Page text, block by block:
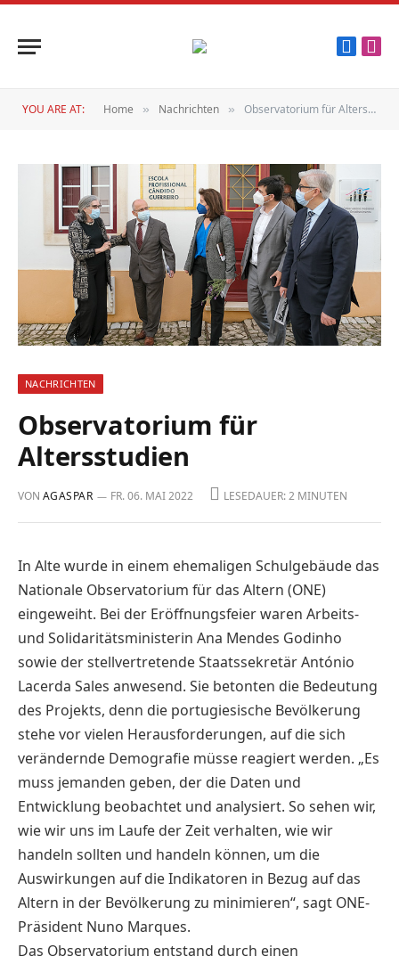
YOU ARE AT: Home » Nachrichten » Observatorium für Altersstudien
NACHRICHTEN
Observatorium für
Altersstudien
VON AGASPAR FR. 06. MAI 2022 LESEDAUER: 2 MINUTEN
In Alte wurde in einem ehemaligen Schulgebäude das
Nationale Observatorium für das Altern (ONE)
eingeweiht. Bei der Eröffnungsfeier waren Arbeits-
und Solidaritätsministerin Ana Mendes Godinho
sowie der stellvertretende Staatssekretär António
Lacerda Sales anwesend. Sie betonten die Bedeutung
des Projekts, denn die portugiesische Bevölkerung
stehe vor vielen Herausforderungen, auf die sich
verändernde Demografie müsse reagiert werden. „Es
muss jemanden geben, der die Daten und
Entwicklung beobachtet und analysiert. So sehen wir,
wie wir uns im Laufe der Zeit verhalten, wie wir
handeln sollten und handeln können, um die
Auswirkungen auf die Indikatoren in Bezug auf das
Altern in der Bevölkerung zu minimieren“, sagt ONE-
Präsident Nuno Marques.
Das Observatorium entstand durch einen